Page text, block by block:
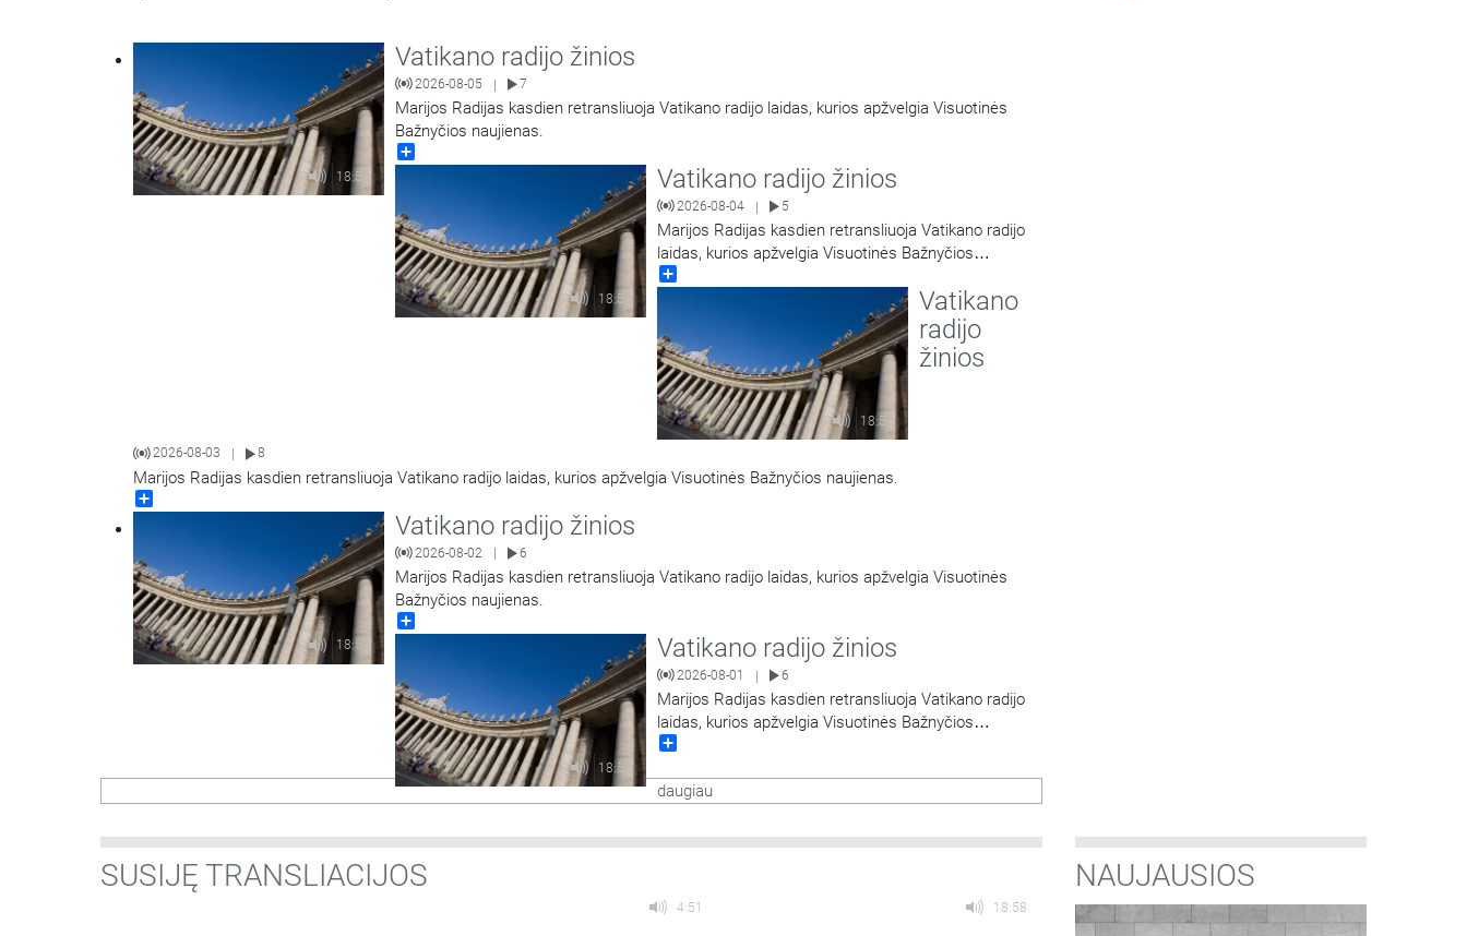
18:58
Vatikano radijo žinios
2026-08-05 | 7
Marijos Radijas kasdien retransliuoja Vatikano radijo laidas, kurios apžvelgia Visuotinės
Bažnyčios naujienas.
18:58
Vatikano radijo žinios
2026-08-04 | 5
Marijos Radijas kasdien retransliuoja Vatikano radijo
laidas, kurios apžvelgia Visuotinės Bažnyčios
naujienas.
18:57
Vatikano
radijo
žinios
2026-08-03 8
Marijos Radijas kasdien retransliuoja Vatikano radijo laidas, kurios apžvelgia Visuotinės Bažnyčios naujienas.
18:58
Vatikano radijo žinios
2026-08-02 6
Marijos Radijas kasdien retransliuoja Vatikano radijo laidas, kurios apžvelgia Visuotinės
Bažnyčios naujienas.
18:58
Vatikano radijo žinios
2026-08-01 | 6
Marijos Radijas kasdien retransliuoja Vatikano radijo
laidas, kurios apžvelgia Visuotinės Bažnyčios
naujienas.
daugiau
SUSIJĘ TRANSLIACIJOS
4:51 18:58
NAUJAUSIOS